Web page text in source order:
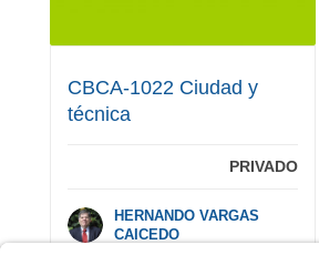
CBCA-1022 Ciudad y
técnica
PRIVADO
HERNANDO VARGAS
CAICEDO